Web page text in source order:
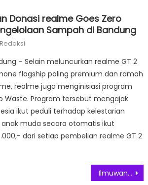
Donasi realme Goes Zero
Sampah di Bandung
Author
Redaksi
– Selain meluncurkan realme GT 2
flagship paling premium dan ramah
realme juga menginisiasi program
Waste. Program tersebut mengajak
ikut peduli terhadap kelestarian
muda secara otomatis ikut
dari setiap pembelian realme GT 2
Ilmuwan: Tidur Siang Sejenak Dapat Menjaga Kesehatan Otak